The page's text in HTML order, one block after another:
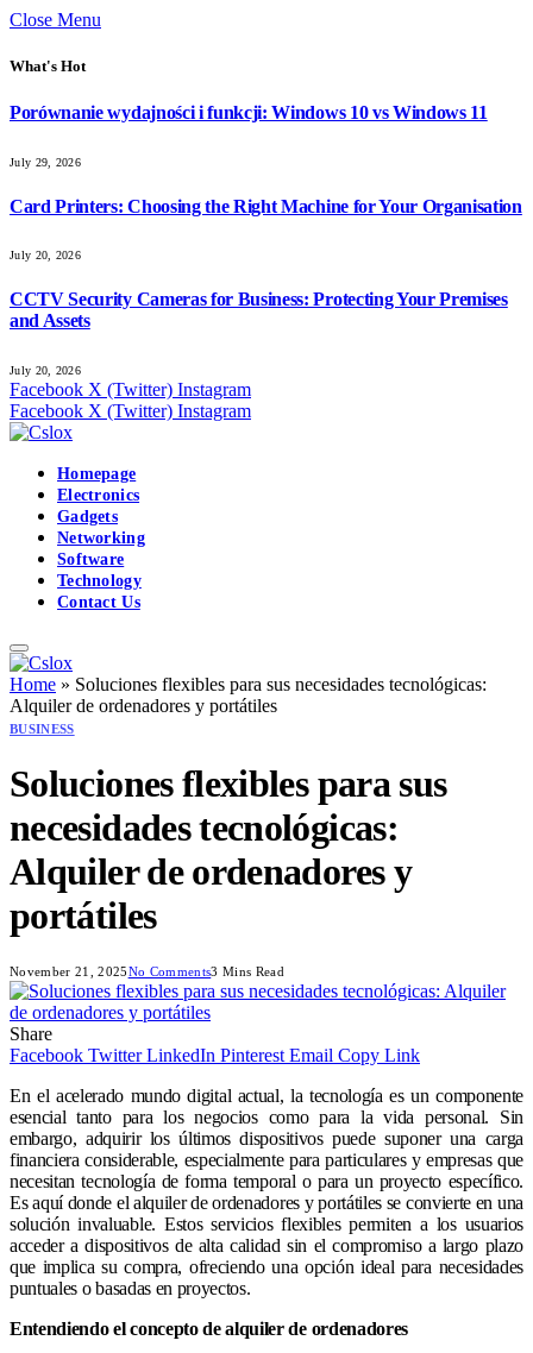
Close Menu
What's Hot
Porównanie wydajności i funkcji: Windows 10 vs Windows 11
July 29, 2026
Card Printers: Choosing the Right Machine for Your Organisation
July 20, 2026
CCTV Security Cameras for Business: Protecting Your Premises
and Assets
July 20, 2026
Facebook X (Twitter) Instagram
Facebook X (Twitter) Instagram
Homepage
Electronics
Gadgets
Networking
Software
Technology
Contact Us
Home » Soluciones flexibles para sus necesidades tecnológicas:
Alquiler de ordenadores y portátiles
BUSINESS
Soluciones flexibles para sus
necesidades tecnológicas:
Alquiler de ordenadores y
portátiles
November 21, 2025No Comments3 Mins Read
Share
Facebook Twitter LinkedIn Pinterest Email Copy Link
En el acelerado mundo digital actual, la tecnología es un componente
esencial tanto para los negocios como para la vida personal. Sin
embargo, adquirir los últimos dispositivos puede suponer una carga
financiera considerable, especialmente para particulares y empresas que
necesitan tecnología de forma temporal o para un proyecto específico.
Es aquí donde el alquiler de ordenadores y portátiles se convierte en una
solución invaluable. Estos servicios flexibles permiten a los usuarios
acceder a dispositivos de alta calidad sin el compromiso a largo plazo
que implica su compra, ofreciendo una opción ideal para necesidades
puntuales o basadas en proyectos.
Entendiendo el concepto de alquiler de ordenadores